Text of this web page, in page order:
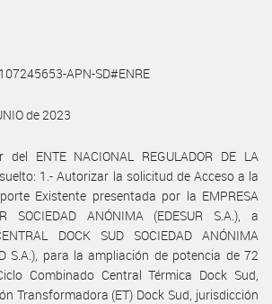
APN-SD#ENRE
de 2023
ENTE NACIONAL REGULADOR DE LA
1.- Autorizar la solicitud de Acceso a la
Existente presentada por la EMPRESA
SOCIEDAD ANÓNIMA (EDESUR S.A.), a
DOCK SUD SOCIEDAD ANÓNIMA
S.A.), para la ampliación de potencia de 72
Combinado Central Térmica Dock Sud,
Transformadora (ET) Dock Sud, jurisdicción